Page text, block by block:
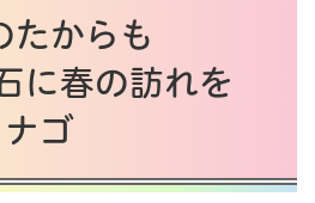
たからも
春の訪れを
ゴ